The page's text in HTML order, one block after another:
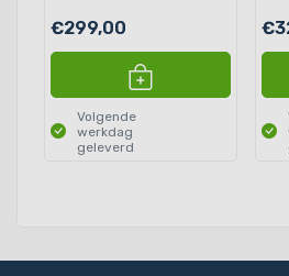
€299,00
Volgende
werkdag
geleverd